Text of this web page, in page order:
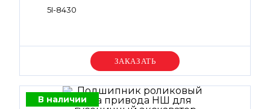
5I-8430
Уточняйте цену
В наличии